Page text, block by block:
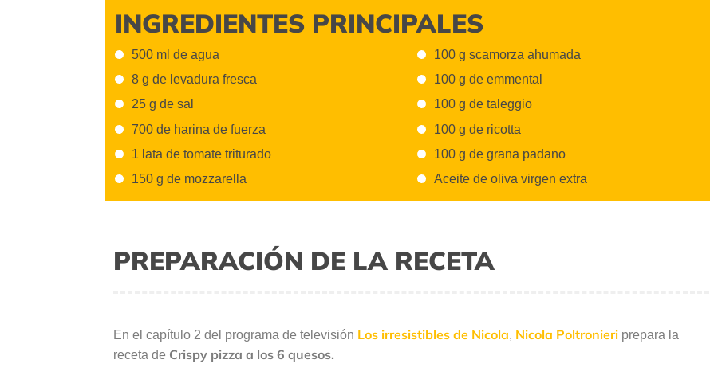
INGREDIENTES PRINCIPALES
500 ml de agua
8 g de levadura fresca
25 g de sal
700 de harina de fuerza
1 lata de tomate triturado
150 g de mozzarella
100 g scamorza ahumada
100 g de emmental
100 g de taleggio
100 g de ricotta
100 g de grana padano
Aceite de oliva virgen extra
PREPARACIÓN DE LA RECETA
En el capítulo 2 del programa de televisión Los irresistibles de Nicola, Nicola Poltronieri prepara la
receta de Crispy pizza a los 6 quesos.